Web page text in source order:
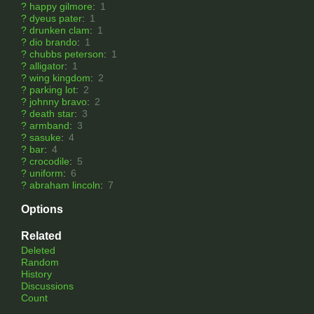
? happy gilmore: 1
? dyeus pater: 1
? drunken clam: 1
? dio brando: 1
? chubbs peterson: 1
? alligator: 1
? wing kingdom: 2
? parking lot: 2
? johnny bravo: 2
? death star: 3
? armband: 3
? sasuke: 4
? bar: 4
? crocodile: 5
? uniform: 6
? abraham lincoln: 7
Options
Related
Deleted
Random
History
Discussions
Count